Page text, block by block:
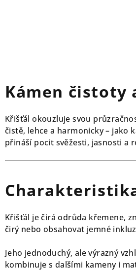
Kámen čistoty
Křišťál okouzluje svou
čistě, lehce a harmonicky – jako
přináší pocit svěžesti, jasnosti a
Křišťál je čirá odrůda křemene,
čirý nebo obsahovat jemné
Jeho jednoduchý, ale výrazný
kombinuje s dalšími kameny i